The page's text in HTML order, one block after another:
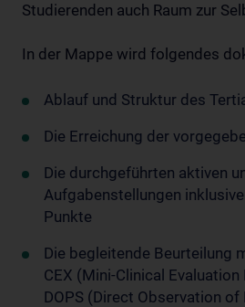
Studierenden auch Raum zur
In der Mappe wird folgendes
Ablauf und Struktur des
Die Erreichung der
Die durchgeführten aktiven
Aufgabenstellungen
Punkte
Die begleitende Beurteilung
CEX (Mini-Clinical
DOPS (Direct Observation